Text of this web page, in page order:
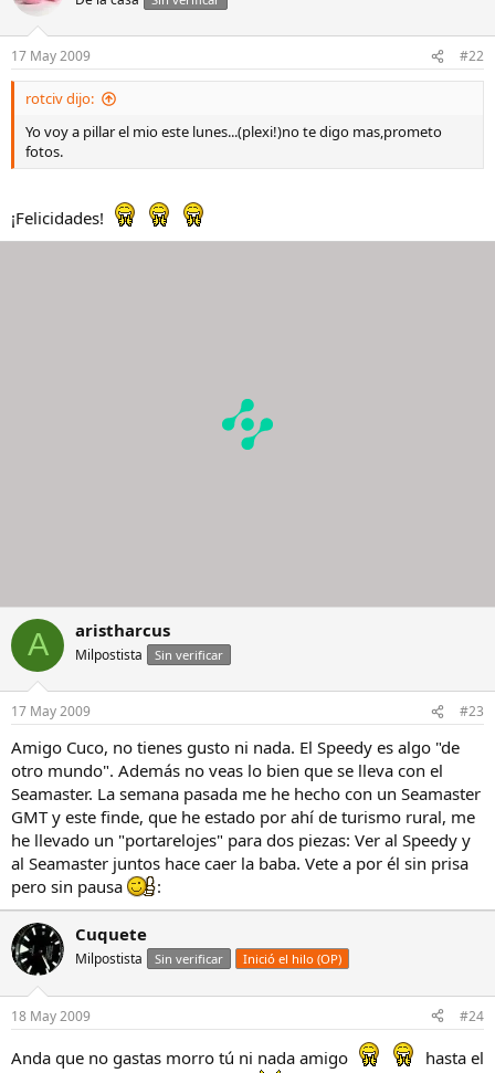
17 May 2009 #22
rotciv dijo:
Yo voy a pillar el mio este lunes...(plexi!)no te digo mas,prometo
fotos.
¡Felicidades!
A aristharcus
Milpostista Sin verificar
17 May 2009 #23
Amigo Cuco, no tienes gusto ni nada. El Speedy es algo "de
otro mundo". Además no veas lo bien que se lleva con el
Seamaster. La semana pasada me he hecho con un Seamaster
GMT y este finde, que he estado por ahí de turismo rural, me
he llevado un "portarelojes" para dos piezas: Ver al Speedy y
al Seamaster juntos hace caer la baba. Vete a por él sin prisa
pero sin pausa
:
Cuquete
Milpostista Sin verificar Inició el hilo (OP)
18 May 2009 #24
Anda que no gastas morro tú ni nada amigo
hasta el